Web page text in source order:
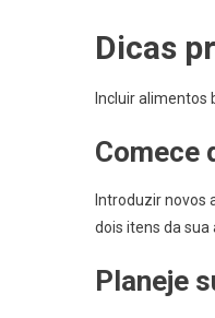
Dicas
Incluir alimentos
Comece
Introduzir novos
dois itens da sua
Planeje